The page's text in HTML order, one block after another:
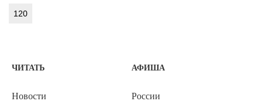
120
ЧИТАТЬ
Новости
АФИША
России